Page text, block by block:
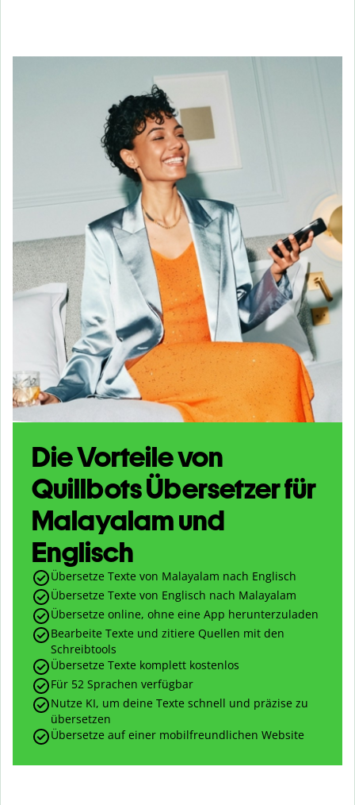
Die Vorteile von
Quillbots Übersetzer für
Malayalam und
Englisch
Übersetze Texte von Malayalam nach Englisch
Übersetze Texte von Englisch nach Malayalam
Übersetze online, ohne eine App herunterzuladen
Bearbeite Texte und zitiere Quellen mit den
Schreibtools
Übersetze Texte komplett kostenlos
Für 52 Sprachen verfügbar
Nutze KI, um deine Texte schnell und präzise zu
übersetzen
Übersetze auf einer mobilfreundlichen Website